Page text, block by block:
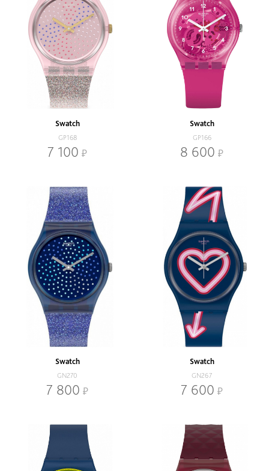
Swatch
GP168
7 100
Swatch
GP166
8 600
Swatch
GN270
7 800
Swatch
GN267
7 600